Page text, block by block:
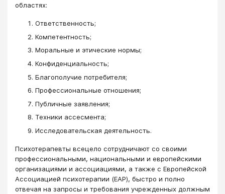
областях:
Ответственность;
Компетентность;
Моральные и этические нормы;
Конфиденциальность;
Благополучие потребителя;
Профессиональные отношения;
Публичные заявления;
Техники ассесмента;
Исследовательская деятельность.
Психотерапевты всецело сотрудничают со своими
профессиональными, национальными и европейскими
организациями и ассоциациями, а также с Европейской
Ассоциацией психотерапии (EAP), быстро и полно
отвечая на запросы и требования учрежденных должным